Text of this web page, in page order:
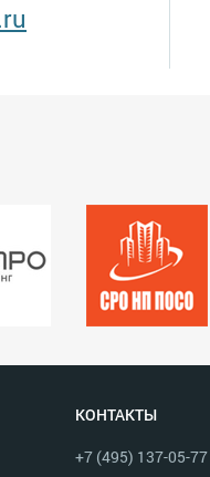
КОНТАКТЫ
+7 (495) 137-05-77